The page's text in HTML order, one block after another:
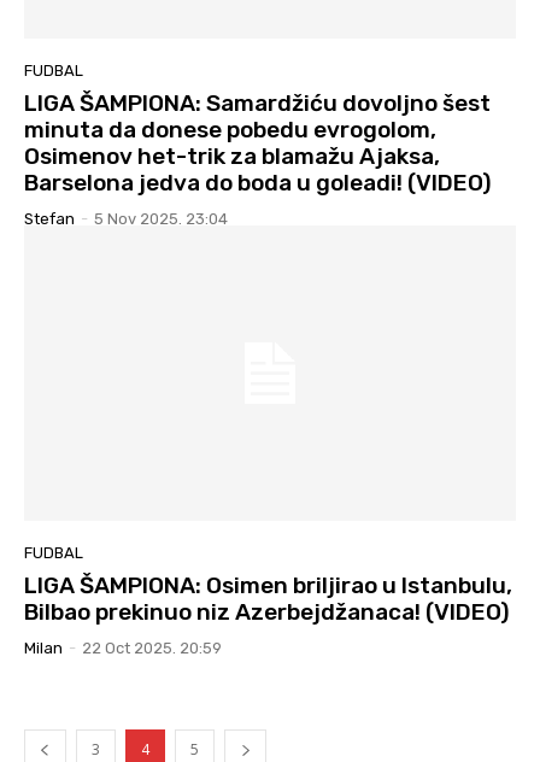
FUDBAL
LIGA ŠAMPIONA: Samardžiću dovoljno šest
minuta da donese pobedu evrogolom,
Osimenov het-trik za blamažu Ajaksa,
Barselona jedva do boda u goleadi! (VIDEO)
Stefan - 5 Nov 2025. 23:04
FUDBAL
LIGA ŠAMPIONA: Osimen briljirao u Istanbulu,
Bilbao prekinuo niz Azerbejdžanaca! (VIDEO)
Milan - 22 Oct 2025. 20:59
3 4 5